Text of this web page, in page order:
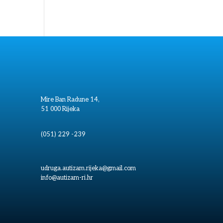
Mire Ban Radune 14,
51 000 Rijeka
(051) 229 -239
udruga.autizam.rijeka@gmail.com
info@autizam-ri.hr